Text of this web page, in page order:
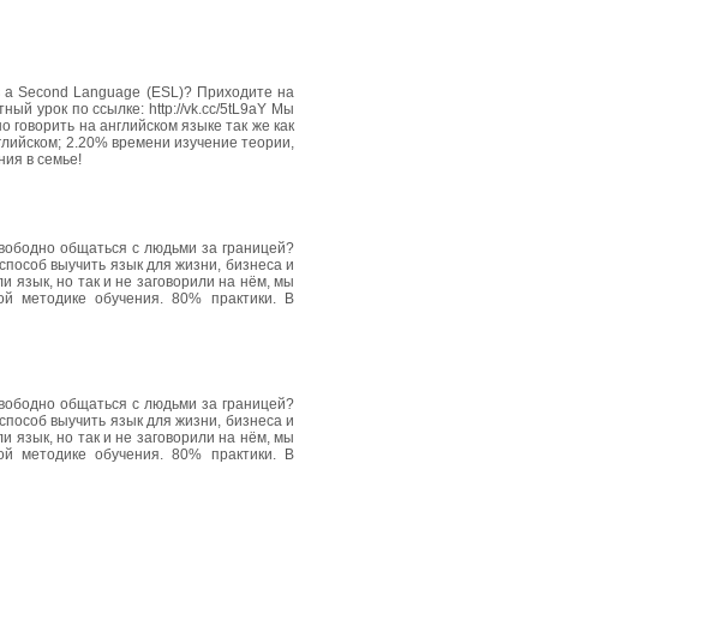
Second Language (ESL)? Приходите на
урок по ссылке: http://vk.cc/5tL9aY Мы
на английском языке так же как
2.20% времени изучение теории,
в семье!
общаться с людьми за границей?
выучить язык для жизни, бизнеса и
язык, но так и не заговорили на нём, мы
методике обучения. 80% практики. В
общаться с людьми за границей?
выучить язык для жизни, бизнеса и
язык, но так и не заговорили на нём, мы
методике обучения. 80% практики. В